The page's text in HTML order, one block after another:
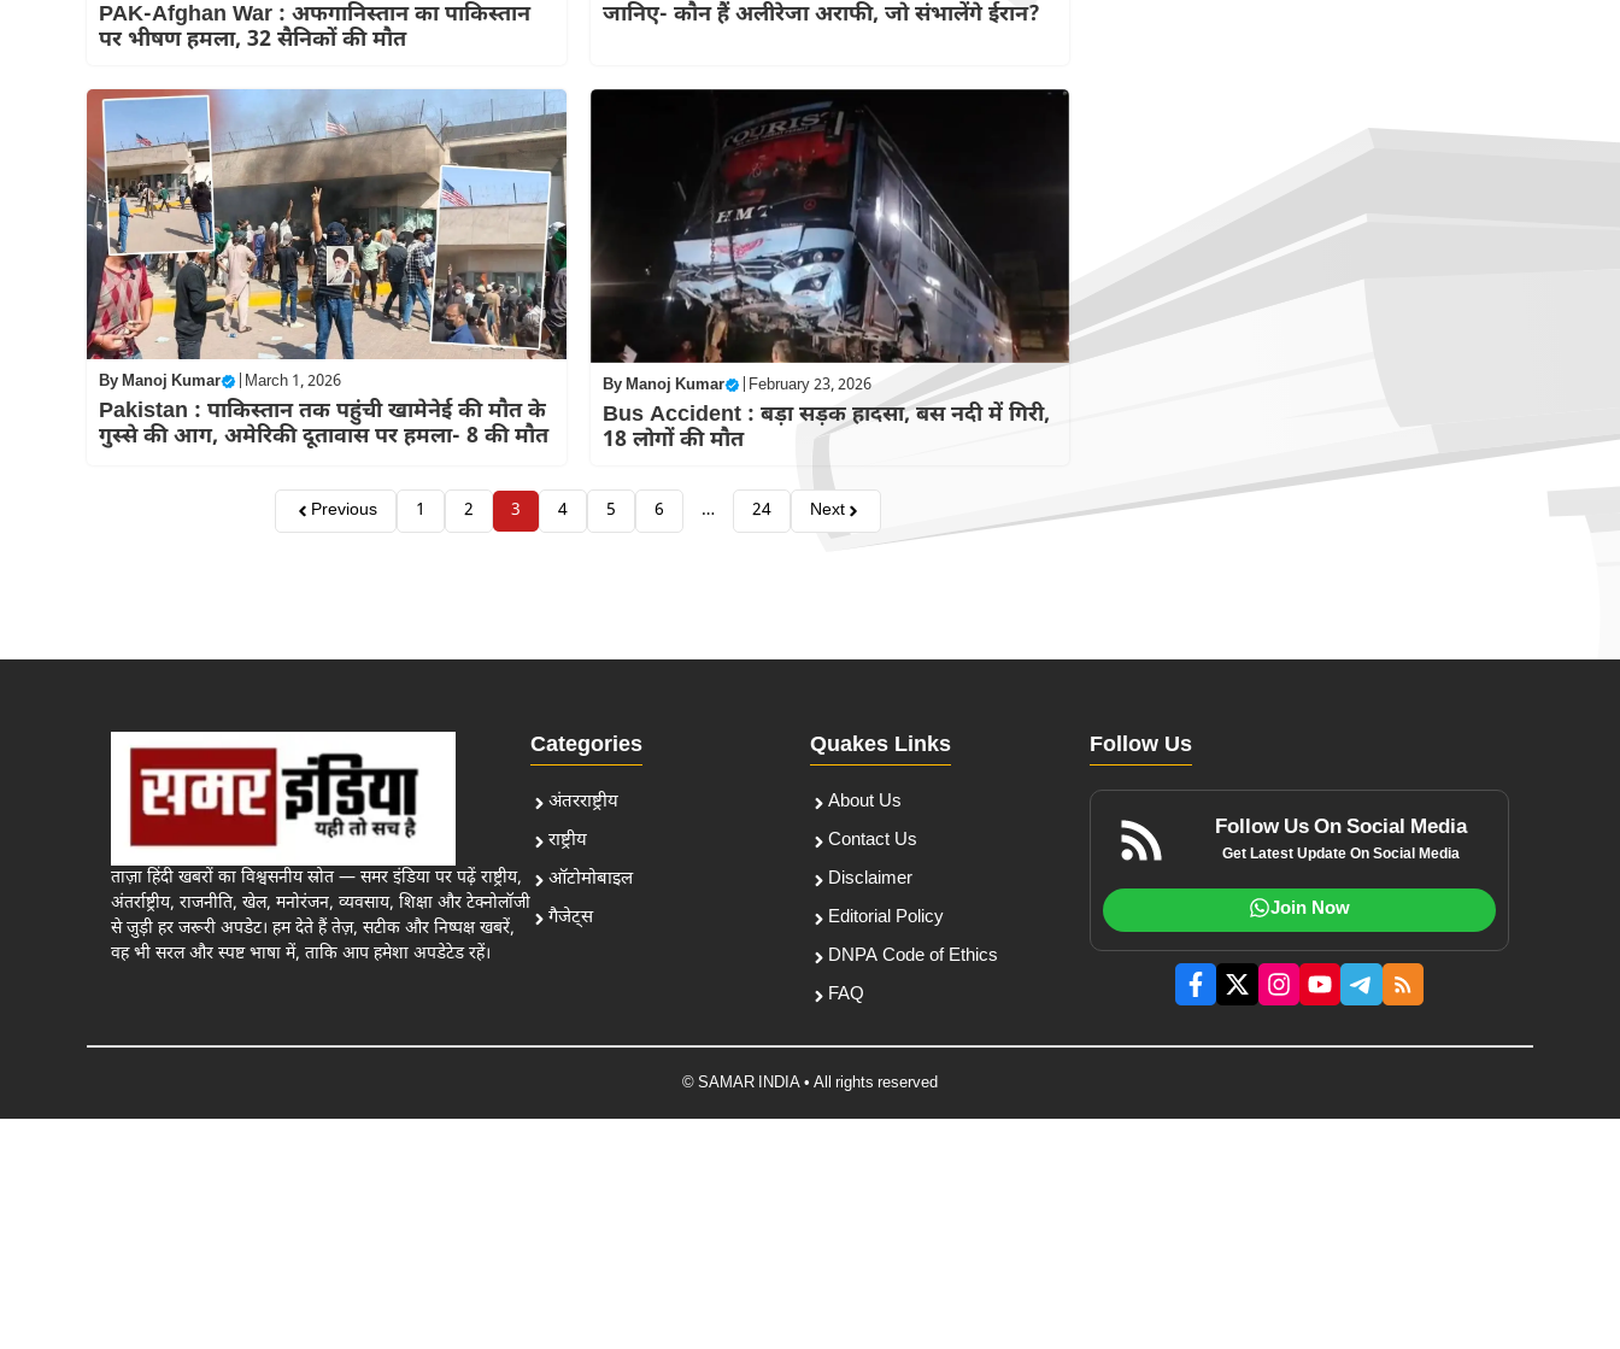
PAK-Afghan War : अफगानिस्तान का पाकिस्तान
पर भीषण हमला, 32 सैनिकों की मौत
जानिए- कौन हैं अलीरेजा अराफी, जो संभालेंगे ईरान?
ByManoj Kumar March 1, 2026
Pakistan : पाकिस्‍तान तक पहुंची खामेनेई की मौत के
गुस्से की आग, अमेरिकी दूतावास पर हमला- 8 की मौत
ByManoj Kumar | February 23, 2026
Bus Accident : बड़ा सड़क हादसा, बस नदी में गिरी,
18 लोगों की मौत
Previous 1 2 3 4 5 6 … 24 Next
ताज़ा हिंदी खबरों का विश्वसनीय स्रोत — समर इंडिया पर पढ़ें राष्ट्रीय,
अंतर्राष्ट्रीय, राजनीति, खेल, मनोरंजन, व्यवसाय, शिक्षा और टेक्नोलॉजी
से जुड़ी हर जरूरी अपडेट। हम देते हैं तेज़, सटीक और निष्पक्ष खबरें,
वह भी सरल और स्पष्ट भाषा में, ताकि आप हमेशा अपडेटेड रहें।
Categories
अंतरराष्ट्रीय
राष्ट्रीय
ऑटोमोबाइल
गैजेट्स
Quakes Links
About Us
Contact Us
Disclaimer
Editorial Policy
DNPA Code of Ethics
FAQ
Follow Us
Follow Us On Social Media
Get Latest Update On Social Media
Join Now
© SAMAR INDIA • All rights reserved